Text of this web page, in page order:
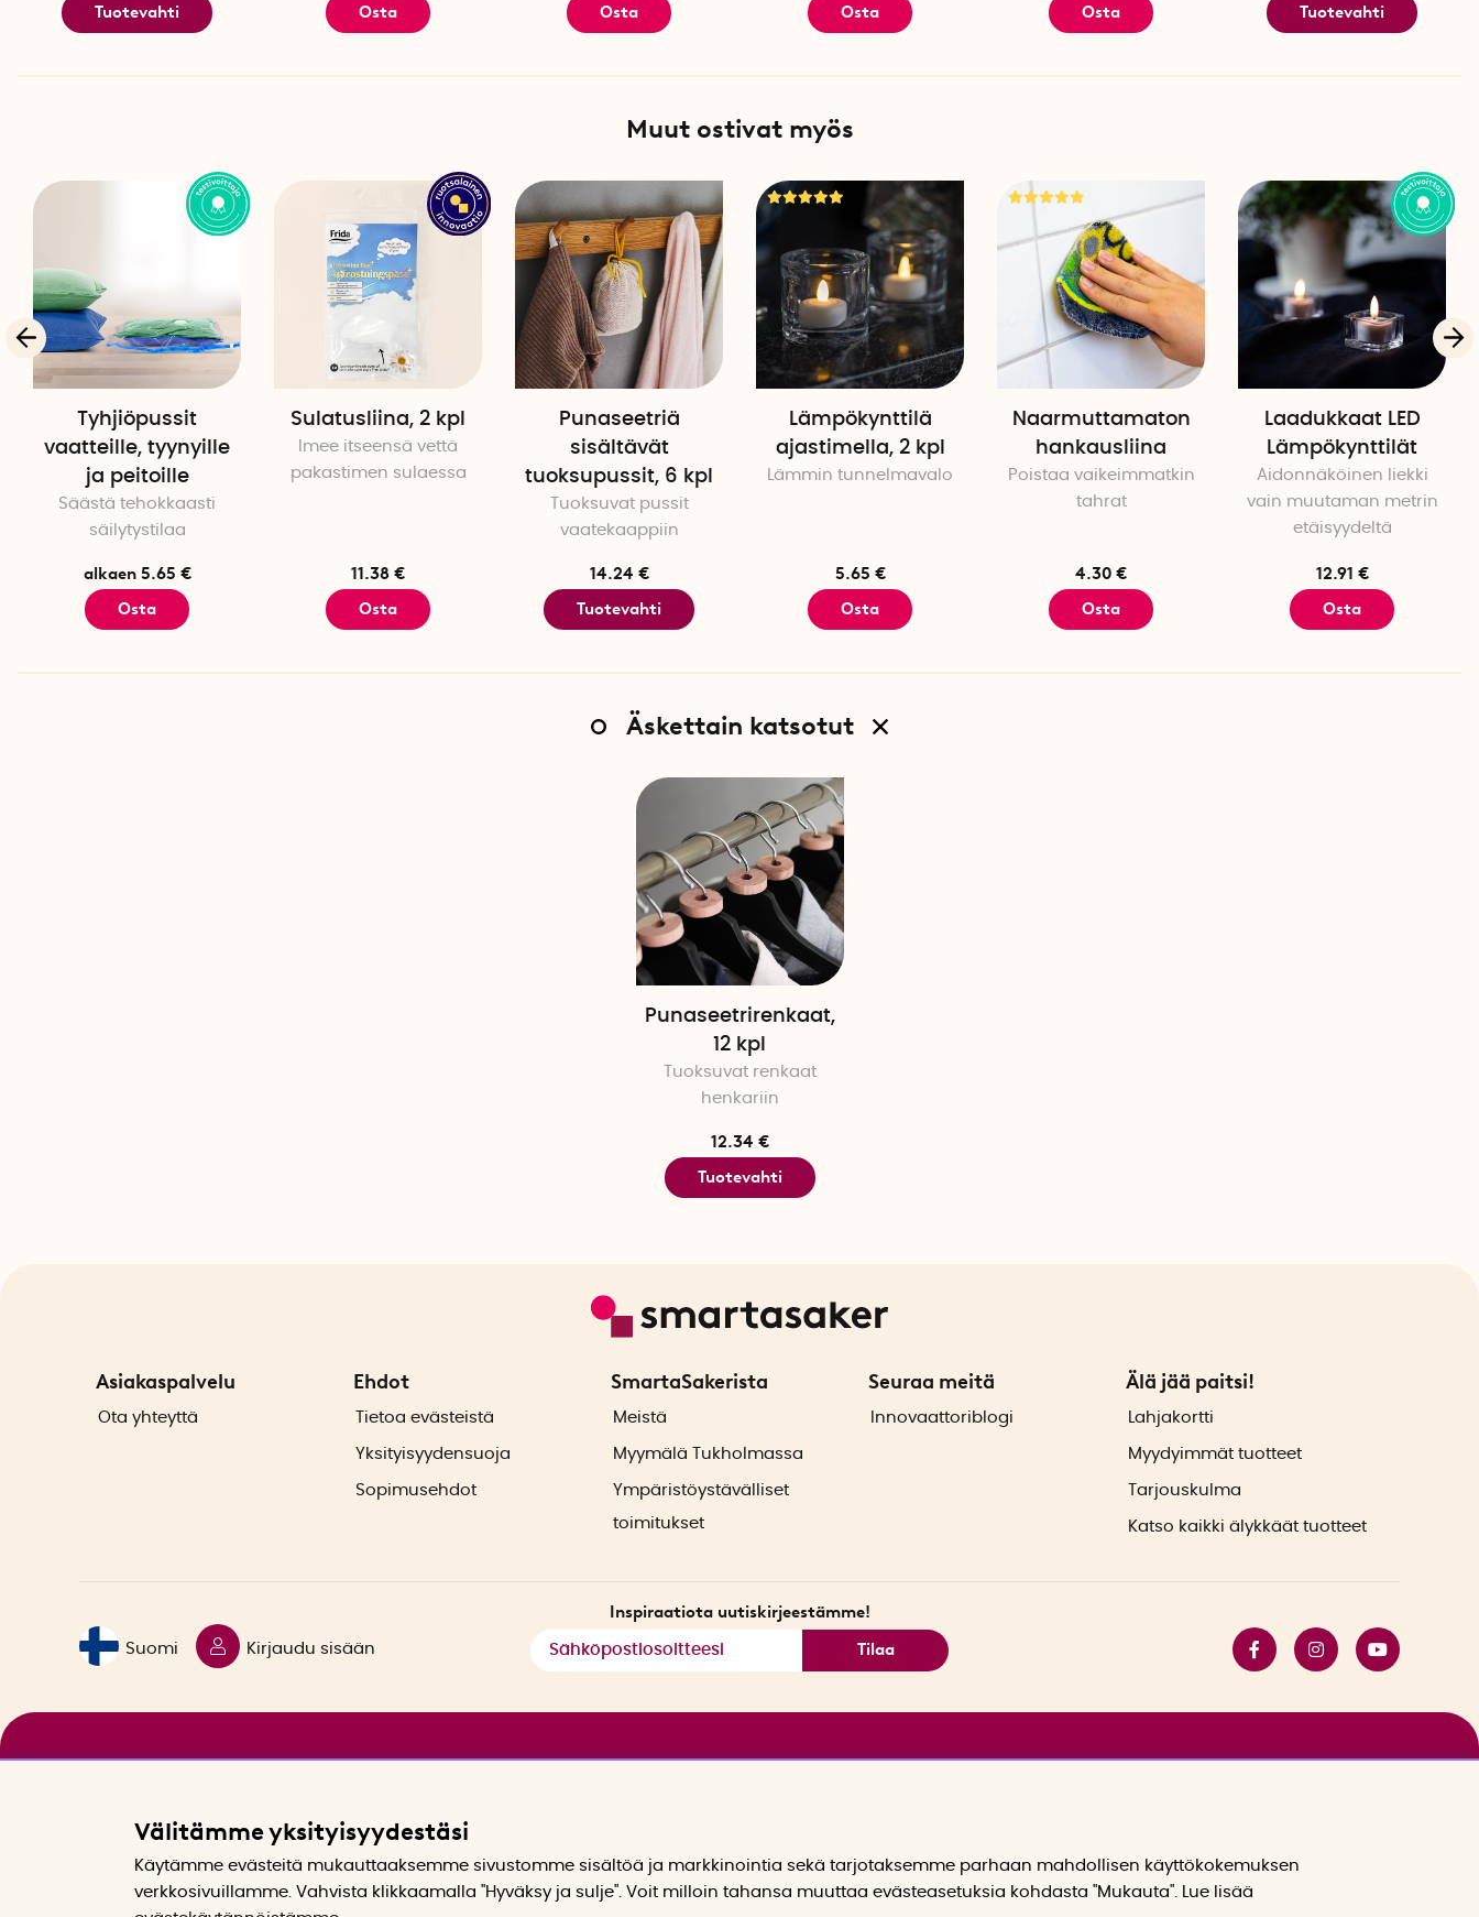
Tuotevahti
Osta
Osta
Osta
Osta
Tuotevahti
Muut ostivat myös
Tyhjiöpussit
vaatteille, tyynyille
ja peitoille
Säästä tehokkaasti
säilytystilaa
alkaen 5.65 €
Osta
Sulatusliina, 2 kpl
Imee itseensä vettä
pakastimen sulaessa
11.38 €
Osta
Punaseetriä
sisältävät
tuoksupussit, 6 kpl
Tuoksuvat pussit
vaatekaappiin
14.24 €
Tuotevahti
Lämpökynttilä
ajastimella, 2 kpl
Lämmin tunnelmavalo
5.65 €
Osta
Naarmuttamaton
hankausliina
Poistaa vaikeimmatkin
tahrat
4.30 €
Osta
Laadukkaat LED
Lämpökynttilät
Aidonnäköinen liekki
vain muutaman metrin
etäisyydeltä
12.91 €
Osta
Äskettain katsotut
Punaseetrirenkaat,
12 kpl
Tuoksuvat renkaat
henkariin
12.34 €
Tuotevahti
Asiakaspalvelu
Ota yhteyttä
Ehdot
Tietoa evästeistä
Yksityisyydensuoja
Sopimusehdot
SmartaSakerista
Meistä
Myymälä Tukholmassa
Ympäristöystävälliset
toimitukset
Seuraa meitä
Innovaattoriblogi
Älä jää paitsi!
Lahjakortti
Myydyimmät tuotteet
Tarjouskulma
Katso kaikki älykkäät tuotteet
Suomi Kirjaudu sisään
Inspiraatiota uutiskirjeestämme!
Tilaa
Välitämme yksityisyydestäsi
Käytämme evästeitä mukauttaaksemme sivustomme sisältöä ja markkinointia sekä tarjotaksemme parhaan mahdollisen käyttökokemuksen
verkkosivuillamme. Vahvista klikkaamalla "Hyväksy ja sulje". Voit milloin tahansa muuttaa evästeasetuksia kohdasta "Mukauta". Lue lisää